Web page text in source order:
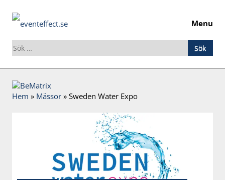
Menu
Sök
efter:
Skip
to
Hem » Mässor » Sweden Water Expo